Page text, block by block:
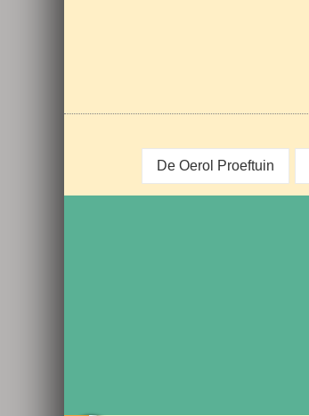
De Oerol Proeftuin